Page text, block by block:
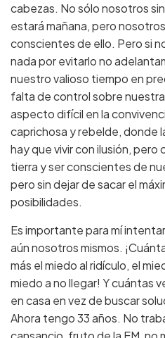
cabezas. No sólo nosotros
estará mañana, pero
conscientes de ello. Pero si
nada por evitarlo no
nuestro valioso tiempo en
falta de control sobre
aspecto difícil en la
caprichosa y rebelde, donde
hay que vivir con ilusión, pero
tierra y ser conscientes de
pero sin dejar de sacar el
posibilidades.
Es importante para mí
aún nosotros mismos.
más el miedo al ridículo, el
miedo a no llegar! Y cuántas
en casa en vez de buscar
Ahora tengo 33 años. No